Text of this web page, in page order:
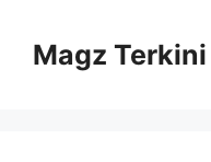
contentMagz Terkini